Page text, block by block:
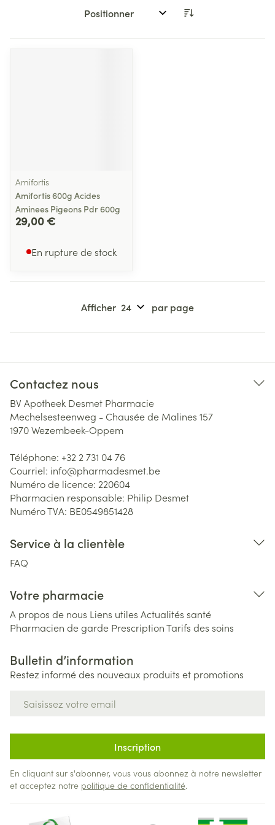
Trier par:
Amifortis
Amifortis 600g Acides
Aminees Pigeons Pdr 600g
29,00 €
En rupture de stock
Afficher par page
Contactez nous
BV Apotheek Desmet Pharmacie
Mechelsesteenweg - Chausée de Malines 157
1970Wezembeek-Oppem
Téléphone: +32 2 731 04 76
Courriel: info@pharmadesmet.be
Numéro de licence: 220604
Pharmacien responsable: Philip Desmet
Numéro TVA: BE0549851428
Service à la clientèle
FAQ
Votre pharmacie
A propos de nous Liens utiles Actualités santé
Pharmacien de garde PrescriptionTarifs des soins
Bulletin d’information
Restez informé des nouveaux produits et promotions
Inscription
En cliquant sur s'abonner, vous vous abonnez à notre newsletter
et acceptez notre politique de confidentialité.